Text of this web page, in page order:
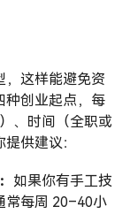
，这样能避免资
种创业起点，每
、时间（全职或
供建议：
如果你有手工技
常每周 20–40小